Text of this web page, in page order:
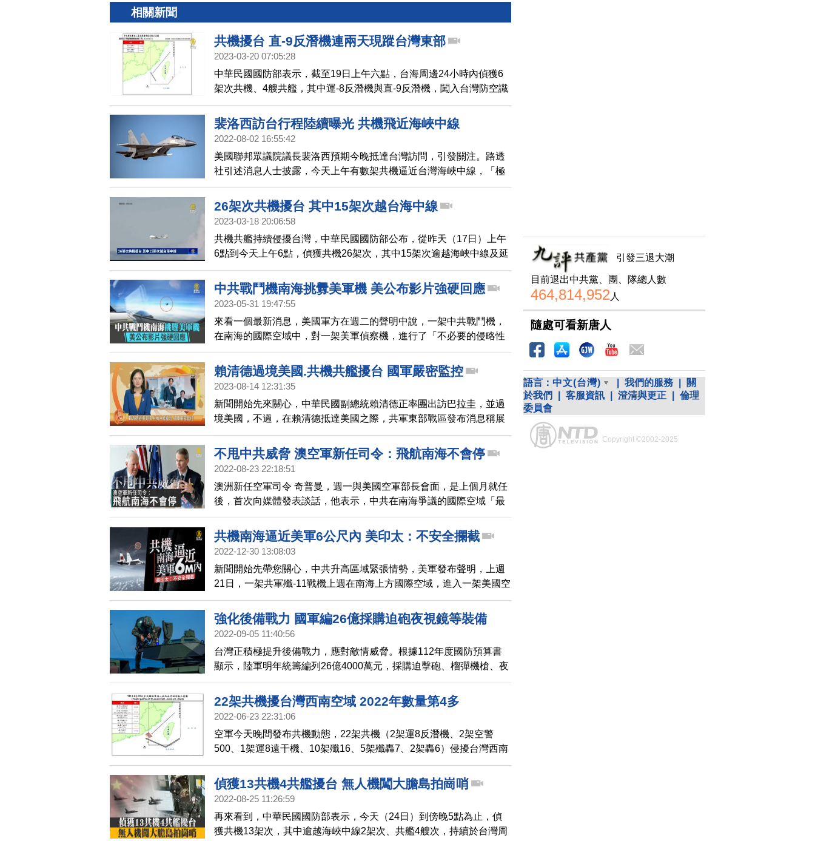
相關新聞
共機擾台 直-9反潛機連兩天現蹤台灣東部
2023-03-20 07:05:28
中華民國國防部表示，截至19日上午六點，台海周邊24小時內偵獲6
架次共機、4艘共艦，其中運-8反潛機與直-9反潛機，闖入台灣防空識
別區，國軍運用任務機、艦及岸置飛彈系統嚴密監控與應處。
裴洛西訪台行程陸續曝光 共機飛近海峽中線
2022-08-02 16:55:42
美國聯邦眾議院議長裴洛西預期今晚抵達台灣訪問，引發關注。路透
社引述消息人士披露，今天上午有數架共機逼近台灣海峽中線，「極
具挑釁意味」。裴洛西在台行程也陸續曝光。
26架次共機擾台 其中15架次越台海中線
2023-03-18 20:06:58
共機共艦持續侵擾台灣，中華民國國防部公布，從昨天（17日）上午
6點到今天上午6點，偵獲共機26架次，其中15架次逾越海峽中線及延
伸線進入西南及東南空域，分別從台海北端、中端、南端逾越中線，
並侵擾西南防空識別區（ADIZ），另有1架次BZK005無人機繞飛整個
台灣南半部，從南端穿越台海中線，繞飛到台灣南方巴士海峽，再進
國國軍運用任務機、艦及岸置飛彈系統，嚴密監控與應處。
中共戰鬥機南海挑釁美軍機 美公布影片強硬回應
2023-05-31 19:47:55
來看一個最新消息，美國軍方在週二的聲明中說，一架中共戰鬥機，
在南海的國際空域中，對一架美軍偵察機，進行了「不必要的侵略性
動作」，予以挑釁。
賴清德過境美國.共機共艦擾台 國軍嚴密監控
2023-08-14 12:31:35
新聞開始先來關心，中華民國副總統賴清德正率團出訪巴拉圭，並過
境美國，不過，在賴清德抵達美國之際，共軍東部戰區發布消息稱展
開軍演。中華民國國防部今天（14日）上午指出，截至6點前，24小
時內已偵獲中共軍機6架次、軍艦6艘次持續在台海周邊活動。國軍運
用任務機艦及岸置導彈系統，嚴密監控與應對。
不甩中共威脅 澳空軍新任司令：飛航南海不會停
2022-08-23 22:18:51
澳洲新任空軍司令 奇普曼，週一與美國空軍部長會面，是上個月就任
後，首次向媒體發表談話，他表示，中共在南海爭議的國際空域「最
近發生了一系列不安全事件」，儘管如此，澳洲仍會持續在該區執行
偵察任務。不過，奇普曼認為，澳軍戰機與中共發生對抗的次數不會
增加，同時，他會強制將澳軍機組人員的業務水平提高到非常高的標
長肯德爾提到，美國願意與坎培拉談判，讓澳洲空軍購買正在研發的
B-21攻擊轟炸機，填補澳洲幾十年來一直缺乏的航空能力。
共機南海逼近美軍6公尺內 美印太：不安全攔截
2022-12-30 13:08:03
新聞開始先帶您關心，中共升高區域緊張情勢，美軍發布聲明，上週
21日，一架共軍殲-11戰機上週在南海上方國際空域，進入一架美國空
軍飛機20英尺範圍內，迫使美方飛機採取迴避動作，以避免碰撞，並
附上美軍RC-135偵察機捕捉到共機就在旁邊的近距離畫面。
強化後備戰力 國軍編26億採購迫砲夜視鏡等裝備
2022-09-05 11:40:56
台灣正積極提升後備戰力，應對敵情威脅。根據112年度國防預算書
顯示，陸軍明年統籌編列26億4000萬元，採購迫擊砲、榴彈機槍、夜
視鏡裝備；陸軍並編列約13億元在全台擴建訓練場。
22架共機擾台灣西南空域 2022年數量第4多
2022-06-23 22:31:06
空軍今天晚間發布共機動態，22架共機（2架運8反潛機、2架空警
500、1架運8遠干機、10架殲16、5架殲轟7、2架轟6）侵擾台灣西南
防空識別區（ADIZ），其中2架運8反潛機深入台灣南方及東南空域。
偵獲13共機4共艦擾台 無人機闖大膽島拍崗哨
2022-08-25 11:26:59
再來看到，中華民國國防部表示，今天（24日）到傍晚5點為止，偵
獲共機13架次，其中逾越海峽中線2架次、共艦4艘次，持續於台灣周
引發三退大潮
目前退出中共黨、團、隊總人數
464,814,952 人
隨處可看新唐人
語言： 中文(台灣) 我們的服務
關
於我們
客服資訊 澄清與更正
倫理
委員會
Copyright ©2002-2025